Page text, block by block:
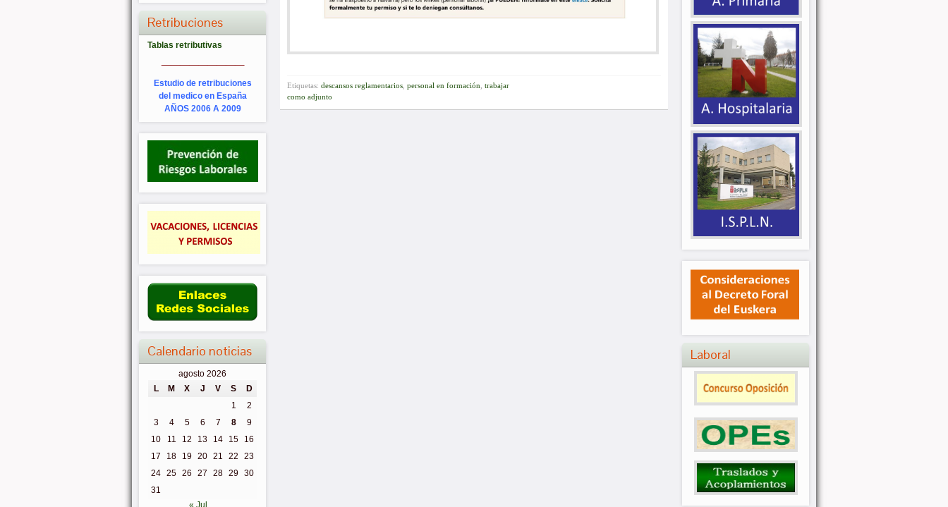
Retribuciones
Tablas retributivas
Estudio de retribuciones
del medico en España
AÑOS 2006 A 2009
Calendario noticias
agosto 2026
L
M X J V S
D
1
2
3
4 5 6 7 8
9
10
11 12 13 14 15
16
17
18 19 20 21 22
23
24 25 26 27 28 29 30
31
Etiquetas: descansos reglamentarios personal en formación trabajar
como adjunto
Laboral